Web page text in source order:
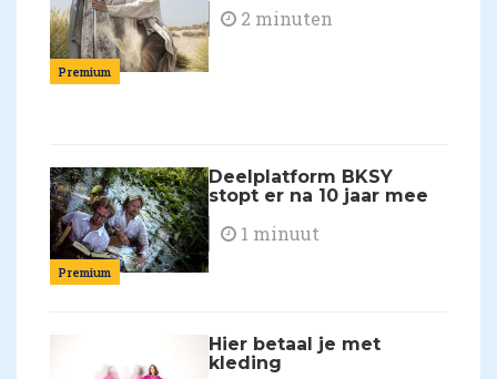
Premium
2 minuten
Premium
Deelplatform BKSY
stopt er na 10 jaar mee
1 minuut
Hier betaal je met
kleding